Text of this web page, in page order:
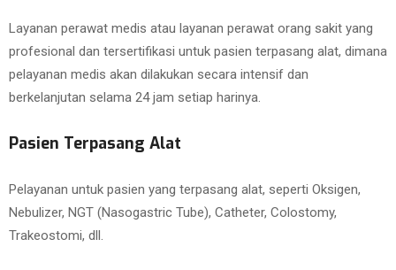
Layanan perawat medis atau layanan perawat orang sakit yang
profesional dan tersertifikasi untuk pasien terpasang alat, dimana
pelayanan medis akan dilakukan secara intensif dan
berkelanjutan selama 24 jam setiap harinya.
Pasien Terpasang Alat
Pelayanan untuk pasien yang terpasang alat, seperti Oksigen,
Nebulizer, NGT (Nasogastric Tube), Catheter, Colostomy,
Trakeostomi, dll.